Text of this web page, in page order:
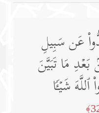
عَن سَبِیلِ
بَعۡدِ مَا تَبَیَّنَ
شَیۡـࣰٔا